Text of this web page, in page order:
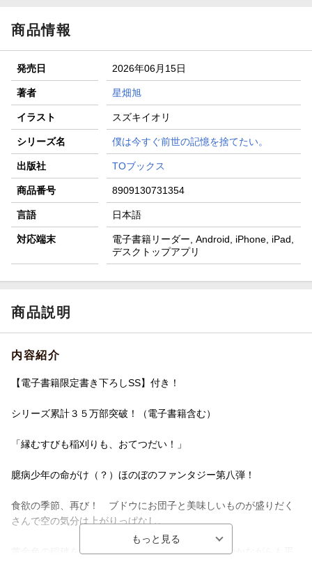
商品情報
発売日 2026年06月15日
著者 星畑旭
イラスト スズキイオリ
シリーズ名 僕は今すぐ前世の記憶を捨てたい。
出版社 TOブックス
商品番号 8909130731354
言語 日本語
対応端末
電子書籍リーダー, Android, iPhone, iPad,
デスクトップアプリ
商品説明
内容紹介
【電子書籍限定書き下ろしSS】付き！
シリーズ累計３５万部突破！（電子書籍含む）
「縁むすびも稲刈りも、おてつだい！」
臆病少年の命がけ（？）ほのぼのファンタジー第八弾！
食欲の季節、再び！ ブドウにお団子と美味しいものが盛りだく
さんで空の気分は上がりっぱなし。
黄金色の稲穂を前に新米へ思いを馳せるなど、賑やかながらも平